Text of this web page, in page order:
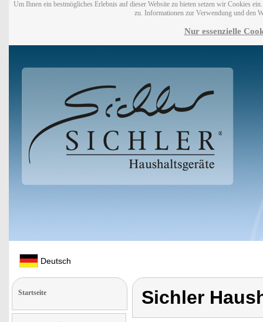
Um Ihnen ein bestmögliches Erlebnis auf dieser Website zu bieten setzen wir Cookies
zu. Informationen zur Verwendung und den
Nur essenzielle
Deutsch
Startseite Sichler